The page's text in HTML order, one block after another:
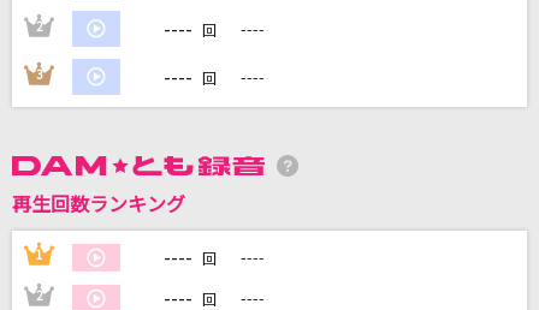
[良音]ロマンス
PENICILLIN
NICO Touches the Walls
呪って呪って
＝LOVE
2 ---- 回 ----
3 ---- 回 ----
再生回数ランキング
1 ---- 回 ----
2 ---- 回 ----